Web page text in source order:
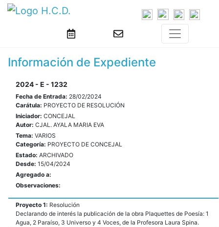
Información de Expediente
2024 - E - 1232
Fecha de Entrada: 28/02/2024
Carátula: PROYECTO DE RESOLUCIÓN
Iniciador: CONCEJAL
Autor: CJAL. AYALA MARIA EVA
Tema: VARIOS
Categoría: PROYECTO DE CONCEJAL
Estado: ARCHIVADO
Desde: 15/04/2024
Agregado a:
Observaciones:
Proyecto 1: Resolución
Declarando de interés la publicación de la obra Plaquettes de Poesía: 1
Agua, 2 Paraíso, 3 Universo y 4 Voces, de la Profesora Laura Spina.